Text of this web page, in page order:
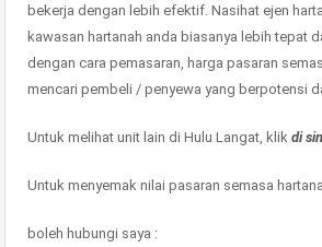
bekerja dengan lebih efektif. Nasihat ejen
kawasan hartanah anda biasanya lebih tepat
dengan cara pemasaran, harga pasaran
mencari pembeli / penyewa yang berpotensi
Untuk melihat unit lain di Hulu Langat, klik di
Untuk menyemak nilai pasaran semasa
boleh hubungi saya :